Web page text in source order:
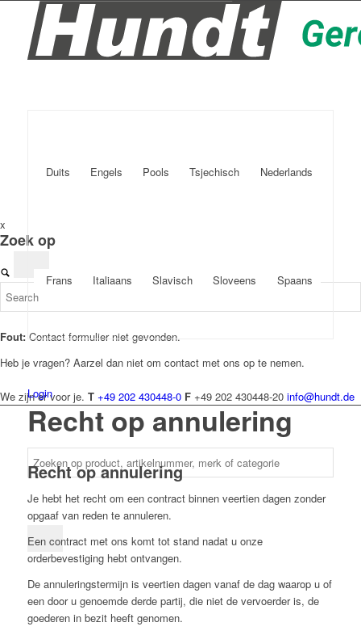
Duits Engels Pools Tsjechisch Nederlands
Frans Italiaans Slavisch Sloveens Spaans
Login
x
Zoek op
Fout: Contact formulier niet gevonden.
Heb je vragen? Aarzel dan niet om contact met ons op te nemen.
We zijn er voor je. T +49 202 430448-0 F +49 202 430448-20 info@hundt.de
Recht op annulering
Recht op annulering
Je hebt het recht om een contract binnen veertien dagen zonder
opgaaf van reden te annuleren.
Een contract met ons komt tot stand nadat u onze
orderbevestiging hebt ontvangen.
De annuleringstermijn is veertien dagen vanaf de dag waarop u of
een door u genoemde derde partij, die niet de vervoerder is, de
goederen in bezit heeft genomen.